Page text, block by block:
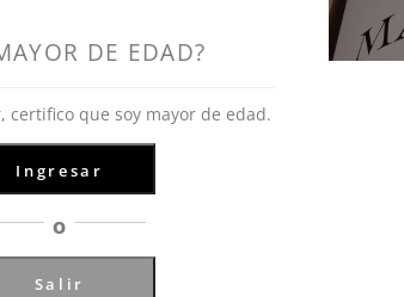
DE EDAD?
certifico que soy mayor de edad.
Ingresar
O
Salir